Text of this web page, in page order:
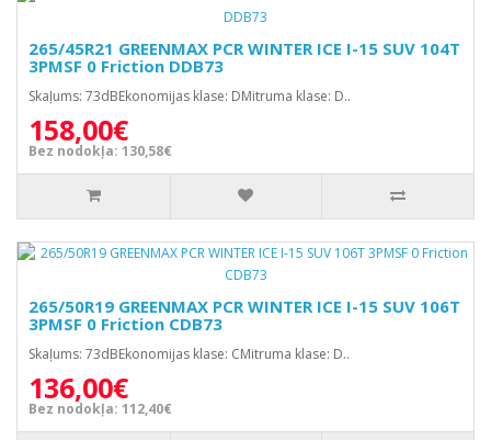
265/45R21 GREENMAX PCR WINTER ICE I-15 SUV 104T
3PMSF 0 Friction DDB73
Skaļums: 73dBEkonomijas klase: DMitruma klase: D..
158,00€
Bez nodokļa: 130,58€
265/50R19 GREENMAX PCR WINTER ICE I-15 SUV 106T
3PMSF 0 Friction CDB73
Skaļums: 73dBEkonomijas klase: CMitruma klase: D..
136,00€
Bez nodokļa: 112,40€